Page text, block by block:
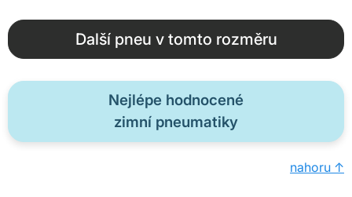
Další pneu v tomto rozměru
Nejlépe hodnocené
zimní pneumatiky
nahoru ↑